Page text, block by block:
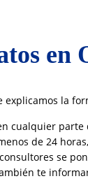
en
explicamos la
cualquier parte
de 24
se
te